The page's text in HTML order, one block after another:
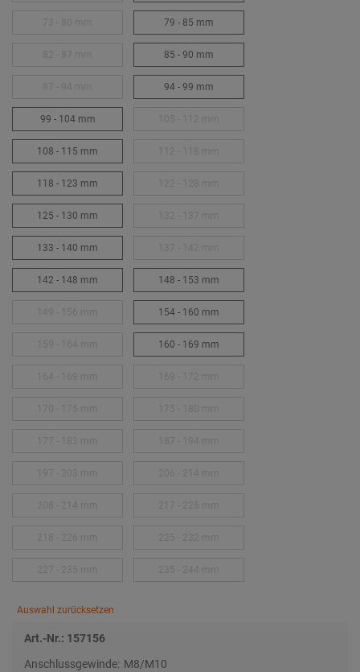
79 - 85 mm
85 - 90 mm
94 - 99 mm
99 - 104 mm
108 - 115 mm
118 - 123 mm
125 - 130 mm
133 - 140 mm
142 - 148 mm 148 - 153 mm
154 - 160 mm
160 - 169 mm
Auswahl zurücksetzen
Art.-Nr.: 157156
Anschlussgewinde: M8/M10